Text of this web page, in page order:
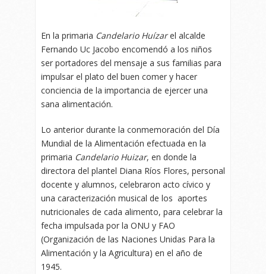
En la primaria Candelario Huízarel alcalde
Fernando Uc Jacobo encomendó a los niños
ser portadores del mensaje a sus familias para
impulsar el plato del buen comer y hacer
conciencia de la importancia de ejercer una
sana alimentación.
Lo anterior durante la conmemoración del Día
Mundial de la Alimentación efectuada en la
primaria Candelario Huizar, en donde la
directora del plantel Diana Ríos Flores, personal
docente y alumnos, celebraron acto cívico y
una caracterización musical de los aportes
nutricionales de cada alimento, para celebrar la
fecha impulsada por la ONU y FAO
(Organización de las Naciones Unidas Para la
Alimentación y la Agricultura) en el año de
1945.